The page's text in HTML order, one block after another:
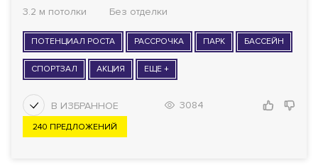
3.2 м потолки
Без отделки
ПОТЕНЦИАЛ РОСТА РАССРОЧКА ПАРК БАССЕЙН
СПОРТЗАЛ АКЦИЯ ЕЩЕ +
3084
240 ПРЕДЛОЖЕНИЙ